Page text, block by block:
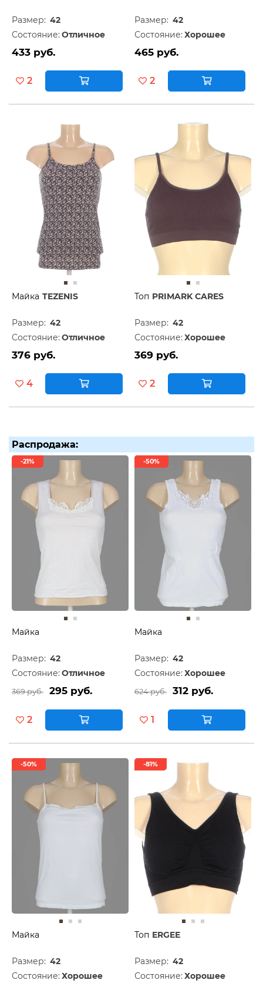
Размер: 42
Состояние: Отличное
433 руб.
2
Размер: 42
Состояние: Хорошее
465 руб.
2
Майка TEZENIS
Размер: 42
Состояние: Отличное
376 руб.
4
Топ PRIMARK CARES
Размер: 42
Состояние: Хорошее
369 руб.
2
Распродажа:
-21%
Майка
Размер: 42
Состояние: Отличное
369 руб. 295 руб.
2
-50%
Майка
Размер: 42
Состояние: Хорошее
624 руб. 312 руб.
1
-50%
Майка
Размер: 42
Состояние: Хорошее
-81%
Топ ERGEE
Размер: 42
Состояние: Хорошее